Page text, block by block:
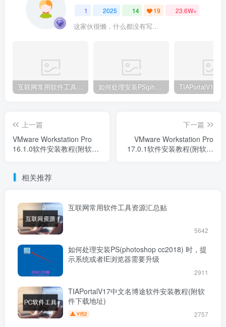
1 2025 14 19 23.6W+
这家伙很懒，什么都没有写...
互联网常用软件工具资源汇总贴 如何处理安装PS(photoshop cc2018) 时，提示系统或者IE浏览器需要升级
上一篇
VMware Workstation Pro
16.1.0软件安装教程(附软件
下一篇
VMware Workstation Pro
17.0.1软件安装教程(附软件
相关推荐
互联网常用软件工具资源汇总贴
5642
如何处理安装PS(photoshop cc2018) 时，提
示系统或者IE浏览器需要升级
2911
TIAPortalV17中文名博途软件安装教程(附软
件下载地址)
Y币2 2757